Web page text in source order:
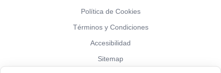
Política de Cookies
Términos y Condiciones
Accesibilidad
Sitemap